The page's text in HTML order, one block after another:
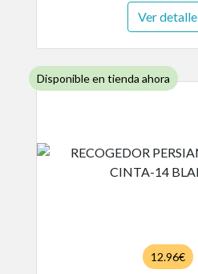
Ver detalle
Disponible en tienda ahora
12.96€